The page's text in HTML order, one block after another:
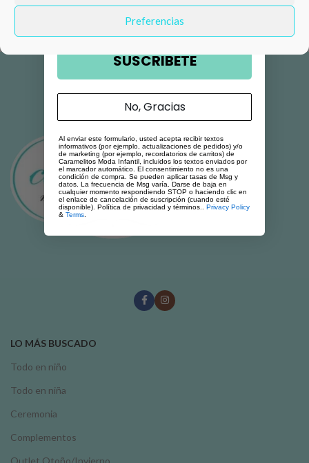
Preferencias
LO MÁS BUSCADO
Todo en niño
Todo en niña
Ceremonia
Complementos
Outlet Otoño/Invierno
Email
SUSCRIBETE
No, Gracias
Al enviar este formulario, usted acepta recibir textos
informativos (por ejemplo, actualizaciones de pedidos) y/o
de marketing (por ejemplo, recordatorios de carritos) de
Caramelitos Moda Infantil, incluidos los textos enviados por
el marcador automático. El consentimiento no es una
condición de compra. Se pueden aplicar tasas de Msg y
datos. La frecuencia de Msg varía. Darse de baja en
cualquier momento respondiendo STOP o haciendo clic en
el enlace de cancelación de suscripción (cuando esté
disponible). Política de privacidad y términos.. Privacy Policy
& Terms